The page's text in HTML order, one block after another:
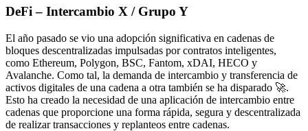
DeFi – Intercambio X / Grupo Y
El año pasado se vio una adopción significativa en cadenas de
bloques descentralizadas impulsadas por contratos inteligentes,
como Ethereum, Polygon, BSC, Fantom, xDAI, HECO y
Avalanche. Como tal, la demanda de intercambio y transferencia de
activos digitales de una cadena a otra también se ha disparado 🚀.
Esto ha creado la necesidad de una aplicación de intercambio entre
cadenas que proporcione una forma rápida, segura y descentralizada
de realizar transacciones y replanteos entre cadenas.